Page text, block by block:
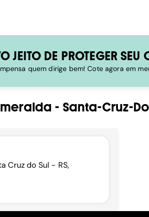
JEITO DE PROTEGER
quem dirige bem! Cote agora em
- Santa-Cruz-
Cruz do Sul - RS,